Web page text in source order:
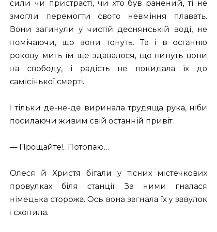
сили чи пристрасті, чи хто був ранений, ті не
змогли перемогти свого невміння плавать.
Вони загинули у чистій деснянській воді, не
помічаючи, що вони тонуть. Та і в останню
рокову мить їм ще здавалося, що линуть вони
на свободу, і радість не покидала їх до
самісінької смерті.
І тільки де-не-де виринала трудяща рука, ніби
посилаючи живим свій останній привіт.
— Прощайте!.. Потопаю…
Олеся й Христя бігали у тісних містечкових
провулках біля станції. За ними гналася
німецька сторожа. Ось вона загнала їх у завулок
і схопила.